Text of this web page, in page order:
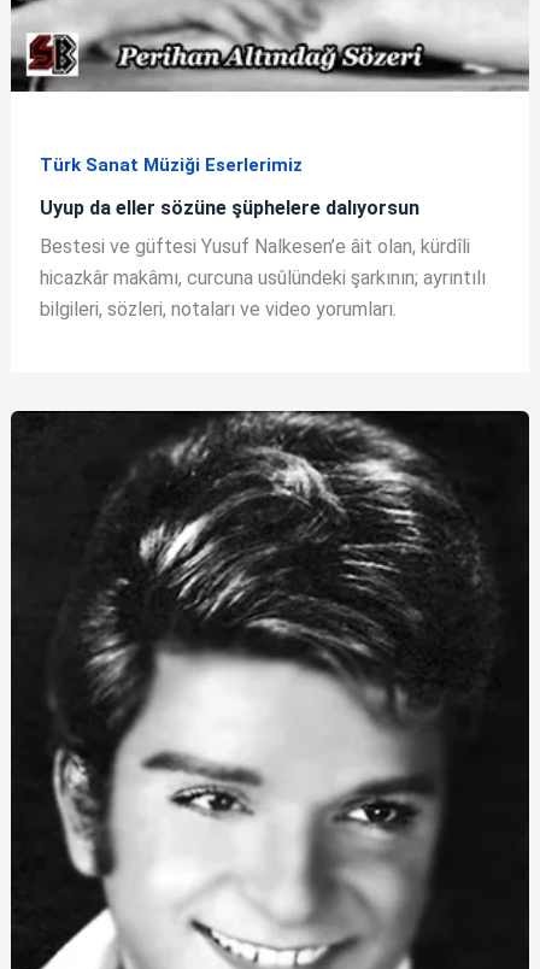
Türk Sanat Müziği Eserlerimiz
Uyup da eller sözüne şüphelere dalıyorsun
Bestesi ve güftesi Yusuf Nalkesen’e âit olan, kürdîli
hicazkâr makâmı, curcuna usûlündeki şarkının; ayrıntılı
bilgileri, sözleri, notaları ve video yorumları.